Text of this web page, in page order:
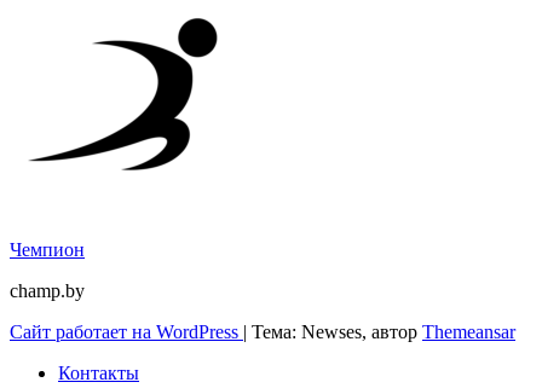
Чемпион
champ.by
Сайт работает на WordPress | Тема: Newses, автор Themeansar
Контакты